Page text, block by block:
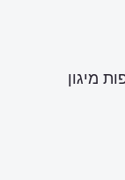
מיגון